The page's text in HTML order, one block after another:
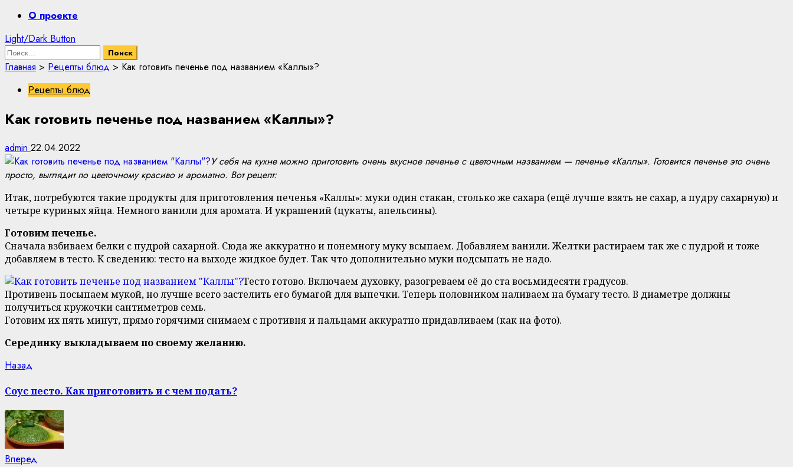
PrimaryО проекте
Light/Dark Button
Найти:
Главная > Рецепты блюд > Как готовить печенье под названием «Каллы»?
Рецепты блюд
Как готовить печенье под названием «Каллы»?
admin 22.04.2022
У себя на кухне можно приготовить очень вкусное печенье с цветочным названием — печенье «Каллы». Готовится печенье это очень
просто, выглядит по цветочному красиво и ароматно. Вот рецепт:
Итак, потребуются такие продукты для приготовления печенья «Каллы»: муки один стакан, столько же сахара (ещё лучше взять не сахар, а пудру сахарную) и
четыре куриных яйца. Немного ванили для аромата. И украшений (цукаты, апельсины).
Готовим печенье.
Сначала взбиваем белки с пудрой сахарной. Сюда же аккуратно и понемногу муку всыпаем. Добавляем ванили. Желтки растираем так же с пудрой и тоже
добавляем в тесто. К сведению: тесто на выходе жидкое будет. Так что дополнительно муки подсыпать не надо.
Тесто готово. Включаем духовку, разогреваем её до ста восьмидесяти градусов.
Противень посыпаем мукой, но лучше всего застелить его бумагой для выпечки. Теперь половником наливаем на бумагу тесто. В диаметре должны
получиться кружочки сантиметров семь.
Готовим их пять минут, прямо горячими снимаем с противня и пальцами аккуратно придавливаем (как на фото).
Серединку выкладываем по своему желанию.
Continue
Reading
Назад
Соус песто. Как приготовить и с чем подать?
Вперед